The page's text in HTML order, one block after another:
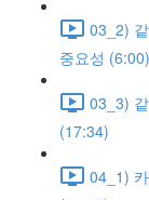
03_2)
중요성 (6:00)
03_3)
(17:34)
04_1)